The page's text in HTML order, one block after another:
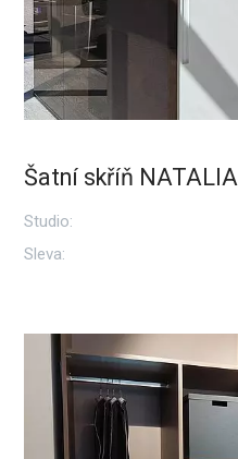
Šatní skříň NATALIA
Studio:
Sleva: